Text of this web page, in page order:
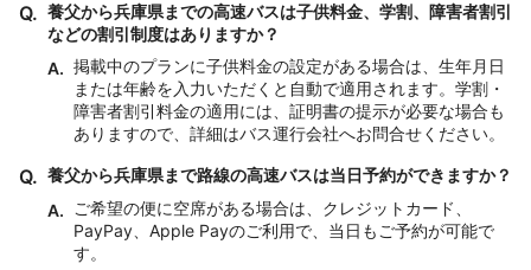
Q. 養父から兵庫県までの高速バスは子供料金、学割、障害者割引
などの割引制度はありますか？
A. 掲載中のプランに子供料金の設定がある場合は、生年月日
または年齢を入力いただくと自動で適用されます。学割・
障害者割引料金の適用には、証明書の提示が必要な場合も
ありますので、詳細はバス運行会社へお問合せください。
Q. 養父から兵庫県まで路線の高速バスは当日予約ができますか？
A. ご希望の便に空席がある場合は、クレジットカード、
PayPay、Apple Payのご利用で、当日もご予約が可能で
す。